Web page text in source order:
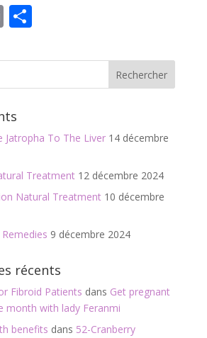
E
ai
l
P
ta
g
Jatropha To The Liver 14 décembre
Treatment 12 décembre 2024
Natural Treatment 10 décembre
9 décembre 2024
récents
Fibroid Patients dans Get pregnant
month with lady Feranmi
benefits dans 52-Cranberry